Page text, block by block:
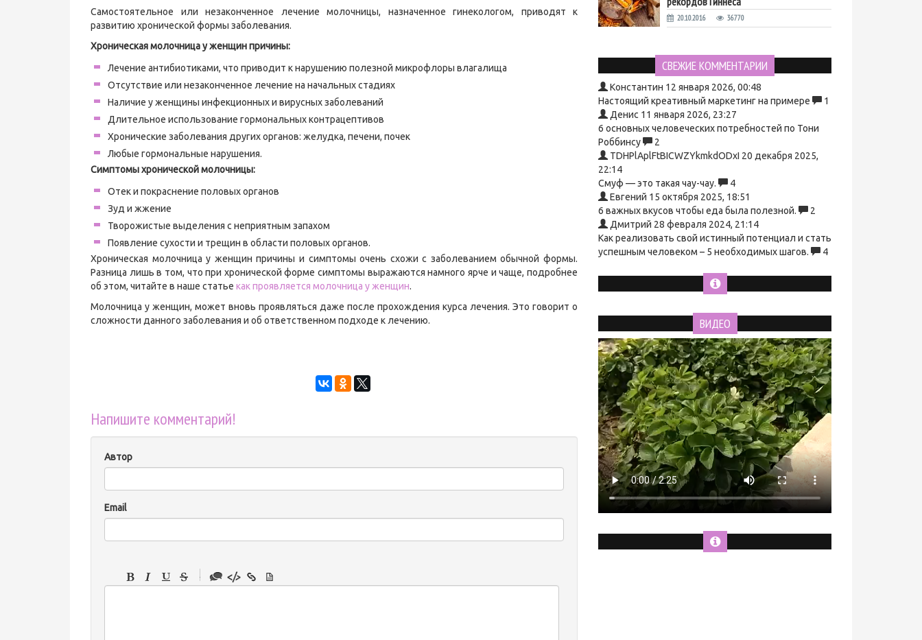
Самостоятельное или незаконченное лечение молочницы, назначенное гинекологом, приводят к
развитию хронической формы заболевания.
Хроническая молочница у женщин причины:
Лечение антибиотиками, что приводит к нарушению полезной микрофлоры влагалища
Отсутствие или незаконченное лечение на начальных стадиях
Наличие у женщины инфекционных и вирусных заболеваний
Длительное использование гормональных контрацептивов
Хронические заболевания других органов: желудка, печени, почек
Любые гормональные нарушения.
Симптомы хронической молочницы:
Отек и покраснение половых органов
Зуд и жжение
Творожистые выделения с неприятным запахом
Появление сухости и трещин в области половых органов.
Хроническая молочница у женщин причины и симптомы очень схожи с заболеванием обычной формы.
Разница лишь в том, что при хронической форме симптомы выражаются намного ярче и чаще, подробнее
об этом, читайте в наше статье как проявляется молочница у женщин.
Молочница у женщин, может вновь проявляться даже после прохождения курса лечения. Это говорит о
сложности данного заболевания и об ответственном подходе к лечению.
Напишите комментарий!
Автор
Email
-
20.10.2016 36770
СВЕЖИЕ КОММЕНТАРИИ
Константин 12 января 2026, 00:48
Настоящий креативный маркетинг на примере
1
Денис 11 января 2026, 23:27
6 основных человеческих потребностей по Тони
Роббинсу
2
TDHPlAplFtBICWZYkmkdODxI 20 декабря 2025,
22:14
Смуф — это такая чау-чау.
4
Евгений 15 октября 2025, 18:51
6 важных вкусов чтобы еда была полезной.
2
Дмитрий 28 февраля 2024, 21:14
Как реализовать свой истинный потенциал и стать
успешным человеком – 5 необходимых шагов.
4
ВИДЕО